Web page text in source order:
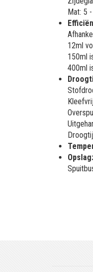
Mat: 5
12ml
150ml
400ml
Opslag: